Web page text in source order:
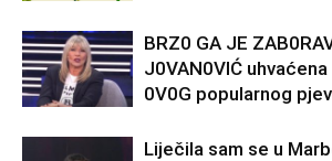
BRZ0 GA JE
J0VAN0VIĆ
0V0G popularnog
Liječila sam se u